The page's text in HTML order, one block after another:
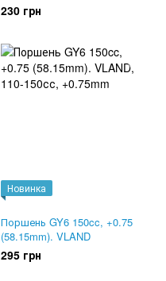
230 грн
Новинка
Поршень GY6 150cc, +0.75
(58.15mm). VLAND
295 грн